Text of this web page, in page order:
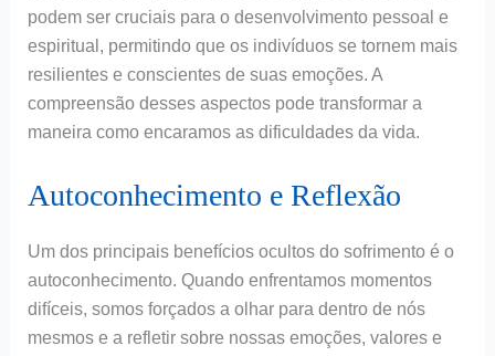
podem ser cruciais para o desenvolvimento pessoal e
espiritual, permitindo que os indivíduos se tornem mais
resilientes e conscientes de suas emoções. A
compreensão desses aspectos pode transformar a
maneira como encaramos as dificuldades da vida.
Autoconhecimento e Reflexão
Um dos principais benefícios ocultos do sofrimento é o
autoconhecimento. Quando enfrentamos momentos
difíceis, somos forçados a olhar para dentro de nós
mesmos e a refletir sobre nossas emoções, valores e